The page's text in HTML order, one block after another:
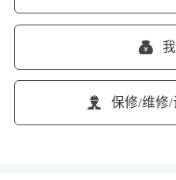
保修/维修